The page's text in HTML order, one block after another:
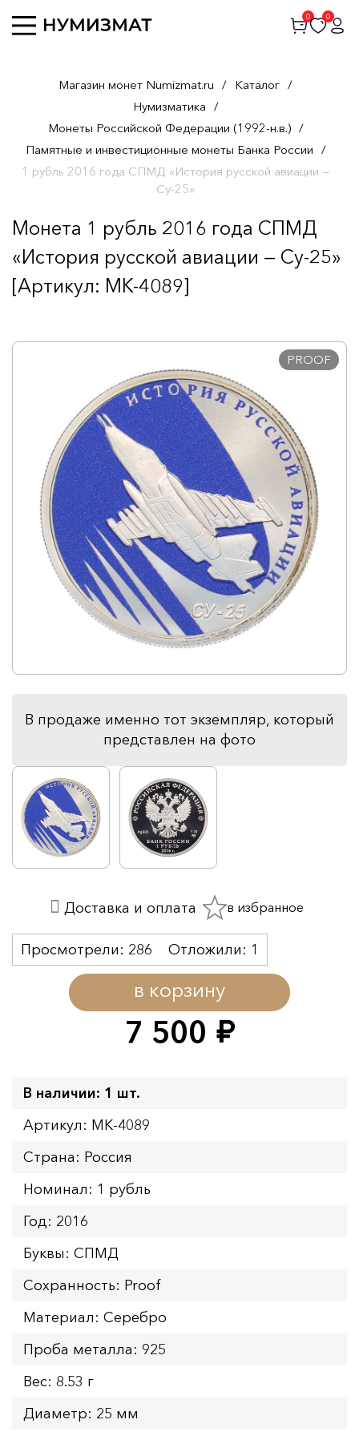
0 0
Магазин монет Numizmat.ru / Каталог /
Нумизматика /
Монеты Российской Федерации (1992-н.в.) /
Памятные и инвестиционные монеты Банка России /
1 рубль 2016 года СПМД «История русской авиации —
Су-25»
Монета 1 рубль 2016 года СПМД
«История русской авиации — Су-25»
[Артикул: MK-4089]
PROOF
В продаже именно тот экземпляр, который
представлен на фото
7 500 руб.
в корзину
Просмотрели: 286 Отложили: 1
Доставка и оплата в избранное
В наличии: 1 шт.
Артикул: MK-4089
Страна: Россия
Номинал: 1 рубль
Год: 2016
Буквы: СПМД
Сохранность: Proof
Материал: Серебро
Проба металла: 925
Вес: 8.53 г
Диаметр: 25 мм